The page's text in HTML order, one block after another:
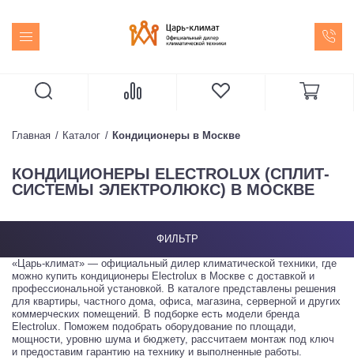
Главная Каталог Кондиционеры в Москве
КОНДИЦИОНЕРЫ ELECTROLUX (СПЛИТ-
СИСТЕМЫ ЭЛЕКТРОЛЮКС) В МОСКВЕ
ФИЛЬТР
«Царь-климат» — официальный дилер климатической техники, где
можно купить кондиционеры Electrolux в Москве с доставкой и
профессиональной установкой. В каталоге представлены решения
для квартиры, частного дома, офиса, магазина, серверной и других
коммерческих помещений. В подборке есть модели бренда
Electrolux. Поможем подобрать оборудование по площади,
мощности, уровню шума и бюджету, рассчитаем монтаж под ключ
и предоставим гарантию на технику и выполненные работы.